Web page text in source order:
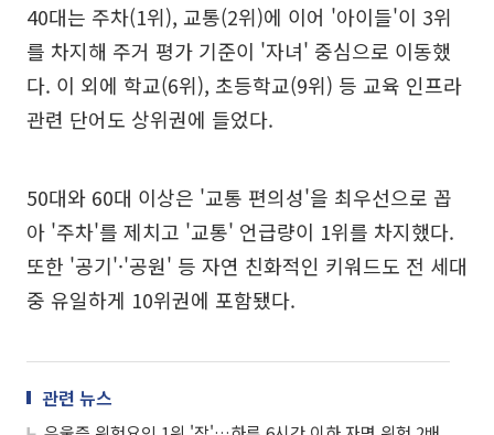
40대는 주차(1위), 교통(2위)에 이어 '아이들'이 3위
를 차지해 주거 평가 기준이 '자녀' 중심으로 이동했
다. 이 외에 학교(6위), 초등학교(9위) 등 교육 인프라
관련 단어도 상위권에 들었다.
50대와 60대 이상은 '교통 편의성'을 최우선으로 꼽
아 '주차'를 제치고 '교통' 언급량이 1위를 차지했다.
또한 '공기'·'공원' 등 자연 친화적인 키워드도 전 세대
중 유일하게 10위권에 포함됐다.
관련 뉴스